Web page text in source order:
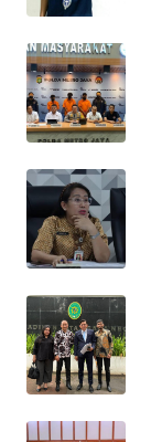
WN
KARAWANG
WN
BEKASI
WN
BOGOR
WN
WN
TAPANULI
UTARA